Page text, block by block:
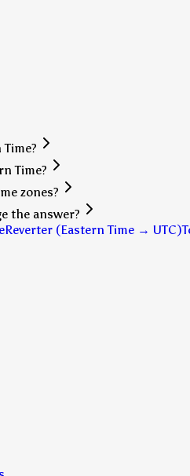
Time?
zones?
the answer?
Reverter (Eastern Time → UTC)